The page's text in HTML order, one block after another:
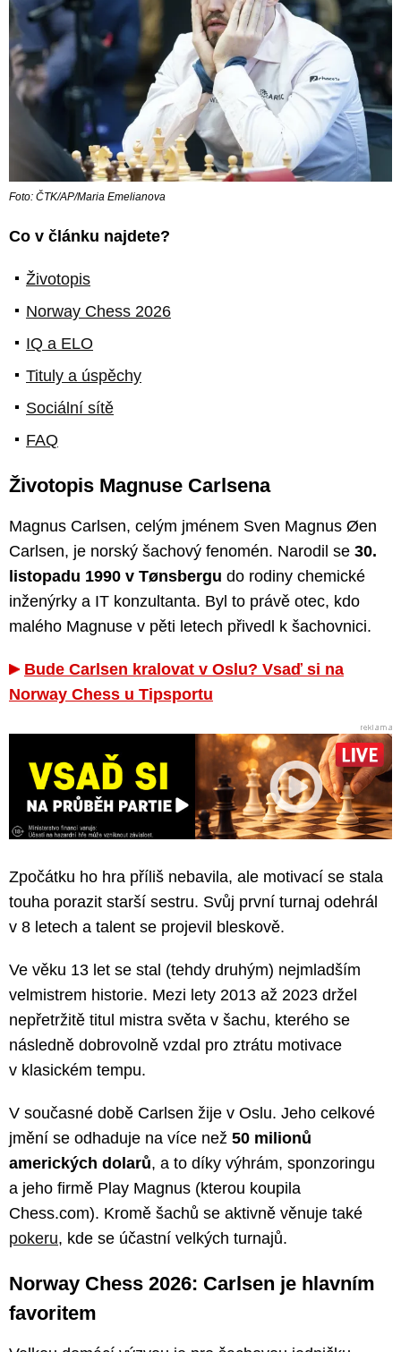
Foto: ČTK/AP/Maria Emelianova
Co v článku najdete?
Životopis
Norway Chess 2026
IQ a ELO
Tituly a úspěchy
Sociální sítě
FAQ
Životopis Magnuse Carlsena
Magnus Carlsen, celým jménem Sven Magnus Øen
Carlsen, je norský šachový fenomén. Narodil se 30.
listopadu 1990 v Tønsbergu do rodiny chemické
inženýrky a IT konzultanta. Byl to právě otec, kdo
malého Magnuse v pěti letech přivedl k šachovnici.
Bude Carlsen kralovat v Oslu? Vsaď si na
Norway Chess u Tipsportu
Zpočátku ho hra příliš nebavila, ale motivací se stala
touha porazit starší sestru. Svůj první turnaj odehrál
v 8 letech a talent se projevil bleskově.
Ve věku 13 let se stal (tehdy druhým) nejmladším
velmistrem historie. Mezi lety 2013 až 2023 držel
nepřetržitě titul mistra světa v šachu, kterého se
následně dobrovolně vzdal pro ztrátu motivace
v klasickém tempu.
V současné době Carlsen žije v Oslu. Jeho celkové
jmění se odhaduje na více než 50 milionů
amerických dolarů, a to díky výhrám, sponzoringu
a jeho firmě Play Magnus (kterou koupila
Chess.com). Kromě šachů se aktivně věnuje také
pokeru, kde se účastní velkých turnajů.
Norway Chess 2026: Carlsen je hlavním
favoritem